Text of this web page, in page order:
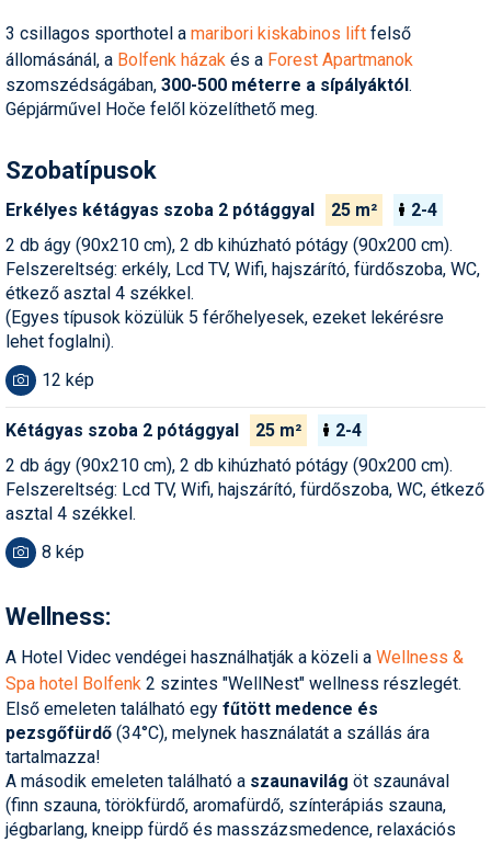
Hütte
Ingatlan
Kerékpár
Korcsolya
Könyvajánló
Magazinok
Olvasnivaló
Pályázatok
Portálinfo
Síbörze
Sícipő
Sífelszerelés
Sífutás
3 csillagos sporthotel a maribori kiskabinos lift felső
állomásánál, a Bolfenk házak és a Forest Apartmanok
szomszédságában, 300-500 méterre a sípályáktól .
Gépjárművel Hoče felől közelíthető meg.
Szobatípusok
Erkélyes kétágyas szoba 2 pótággyal 25 m²
2-4
2 db ágy (90x210 cm), 2 db kihúzható pótágy (90x200 cm).
Felszereltség: erkély, Lcd TV, Wifi, hajszárító, fürdőszoba, WC,
étkező asztal 4 székkel.
(Egyes típusok közülük 5 férőhelyesek, ezeket lekérésre
lehet foglalni).
12 kép
Kétágyas szoba 2 pótággyal 25 m²
2-4
2 db ágy (90x210 cm), 2 db kihúzható pótágy (90x200 cm).
Felszereltség: Lcd TV, Wifi, hajszárító, fürdőszoba, WC, étkező
asztal 4 székkel.
8 kép
Wellness:
A Hotel Videc vendégei használhatják a közeli a Wellness &
Spa hotel Bolfenk 2 szintes "WellNest" wellness részlegét.
Első emeleten található egy fűtött medence és
pezsgőfürdő (34°C), melynek használatát a szállás ára
tartalmazza!
A második emeleten található a szaunavilág öt szaunával
(finn szauna, törökfürdő, aromafürdő, színterápiás szauna,
jégbarlang, kneipp fürdő és masszázsmedence, relaxációs